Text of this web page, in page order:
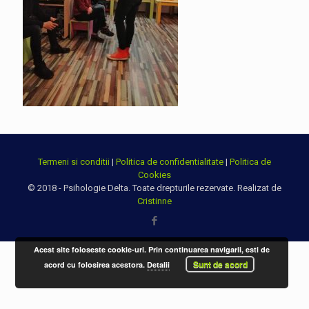
Termeni si conditii | Politica de confidentialitate | Politica de
Cookies
© 2018 - Psihologie Delta. Toate drepturile rezervate. Realizat de
Cristinne
Acest site foloseste cookie-uri. Prin continuarea navigarii, esti de
acord cu folosirea acestora.Detalii Sunt de acord